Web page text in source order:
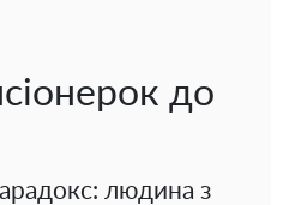
до
людина з